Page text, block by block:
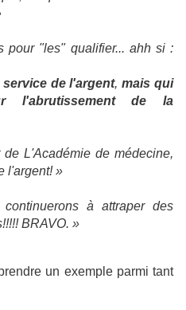
pour "les" qualifier... ahh si :
de l'argent,mais qui
l'abrutissement de la
L'Académie de médecine,
l'argent! »
à attraper des
BRAVO. »
un exemple parmi tant